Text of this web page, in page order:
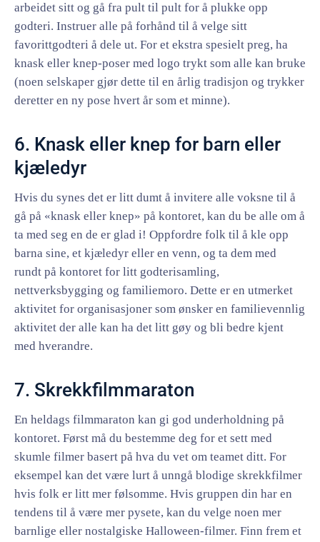
arbeidet sitt og gå fra pult til pult for å plukke opp
godteri. Instruer alle på forhånd til å velge sitt
favorittgodteri å dele ut. For et ekstra spesielt preg, ha
knask eller knep-poser med logo trykt som alle kan bruke
(noen selskaper gjør dette til en årlig tradisjon og trykker
deretter en ny pose hvert år som et minne).
6. Knask eller knep for barn eller
kjæledyr
Hvis du synes det er litt dumt å invitere alle voksne til å
gå på «knask eller knep» på kontoret, kan du be alle om å
ta med seg en de er glad i! Oppfordre folk til å kle opp
barna sine, et kjæledyr eller en venn, og ta dem med
rundt på kontoret for litt godterisamling,
nettverksbygging og familiemoro. Dette er en utmerket
aktivitet for organisasjoner som ønsker en familievennlig
aktivitet der alle kan ha det litt gøy og bli bedre kjent
med hverandre.
7. Skrekkfilmmaraton
En heldags filmmaraton kan gi god underholdning på
kontoret. Først må du bestemme deg for et sett med
skumle filmer basert på hva du vet om teamet ditt. For
eksempel kan det være lurt å unngå blodige skrekkfilmer
hvis folk er litt mer følsomme. Hvis gruppen din har en
tendens til å være mer pysete, kan du velge noen mer
barnlige eller nostalgiske Halloween-filmer. Finn frem et